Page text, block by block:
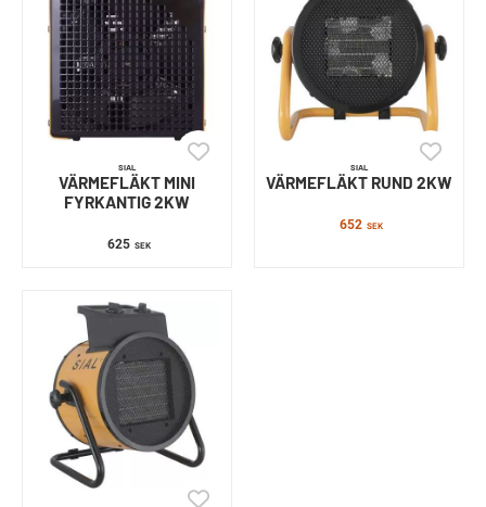
SIAL
VÄRMEFLÄKT MINI
FYRKANTIG 2KW
625 SEK
SIAL
VÄRMEFLÄKT RUND 2KW
652 SEK